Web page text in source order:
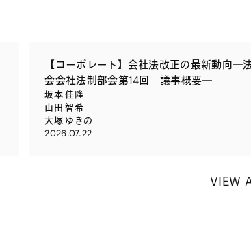
【コーポレート】会社法改正の最新動向―
会会社法制部会第14回 議事概要―
坂本 佳隆
山田 智希
大塚 ゆきの
2026.07.22
VIEW